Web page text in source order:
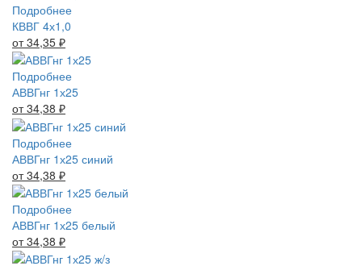
Подробнее
КВВГ 4х1,0
от 34,35 ₽
Подробнее
АВВГнг 1х25
от 34,38 ₽
Подробнее
АВВГнг 1х25 синий
от 34,38 ₽
Подробнее
АВВГнг 1х25 белый
от 34,38 ₽